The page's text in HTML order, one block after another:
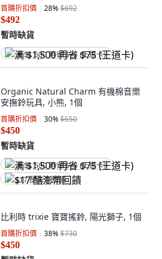
首購折扣價 28%$692
$492
暫時缺貨
满 $1,500 再省 $75 (王道卡)
Organic Natural Charm 有機棉音樂
安撫鈴玩具, 小熊, 1個
首購折扣價 30%$650
$450
暫時缺貨
满 $1,500 再省 $75 (王道卡)
$17 酷澎幣回饋
比利時 trixie 寶寶搖鈴, 陽光獅子, 1個
首購折扣價 38%$730
$450